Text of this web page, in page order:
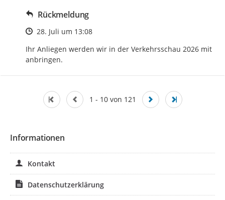
Rückmeldung
Zeitpunkt des Erstellens
28. Juli um 13:08
Ihr Anliegen werden wir in der Verkehrsschau 2026 mit
anbringen.
1 - 10 von 121
Informationen
Kontakt
Datenschutzerklärung